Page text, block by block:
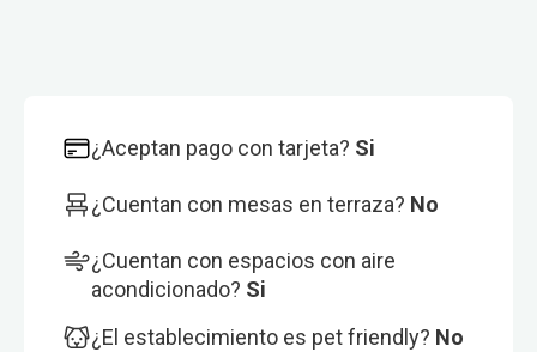
¿Aceptan pago con tarjeta? Si
¿Cuentan con mesas en terraza? No
¿Cuentan con espacios con aire
acondicionado? Si
¿El establecimiento es pet friendly? No